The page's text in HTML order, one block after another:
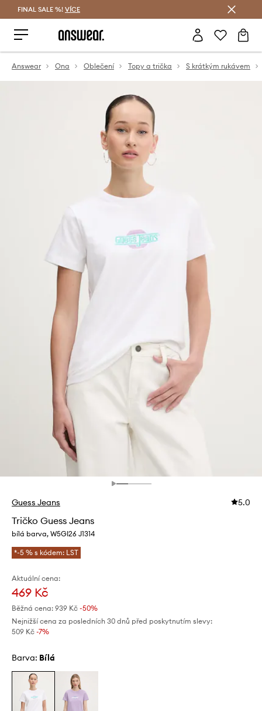
FINAL SALE %! VÍCE
Answear Ona Oblečení Topy a trička S krátkým rukávem
Guess Jeans 5.0
Tričko Guess Jeans
bílá barva, W5GI26 J1314
*-5 % s kódem: LST
Aktuální cena:
469 Kč
Běžná cena: 939 Kč -50%
Nejnižší cena za posledních 30 dnů před poskytnutím slevy:
509 Kč -7%
Barva: bílá